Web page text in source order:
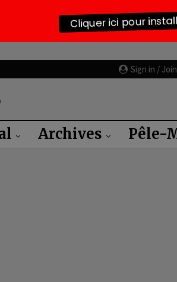
Sign in / Join
Archives Pêle-
Cliquer ici pour